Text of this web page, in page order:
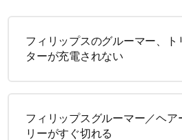
フィリップスのグルーマー、ト
ターが充電されない
フィリップスグルーマー／ヘア
リーがすぐ切れる